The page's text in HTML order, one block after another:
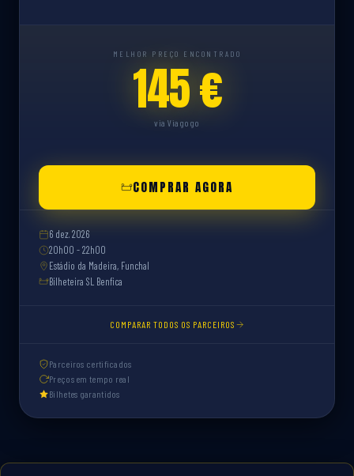
MELHOR PREÇO ENCONTRADO
145 €
via Viagogo
COMPRAR AGORA
6 dez. 2026
20h00 - 22h00
Estádio da Madeira, Funchal
Bilheteira SL Benfica
COMPARAR TODOS OS PARCEIROS
Parceiros certificados
Preços em tempo real
Bilhetes garantidos